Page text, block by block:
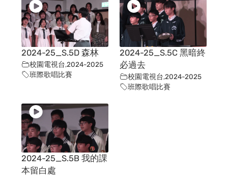
2024-25_S.5D 森林
校園電視台,2024-2025
班際歌唱比賽
2024-25_S.5C 黑暗終
必過去
校園電視台,2024-2025
班際歌唱比賽
2024-25_S.5B 我的課
本留白處